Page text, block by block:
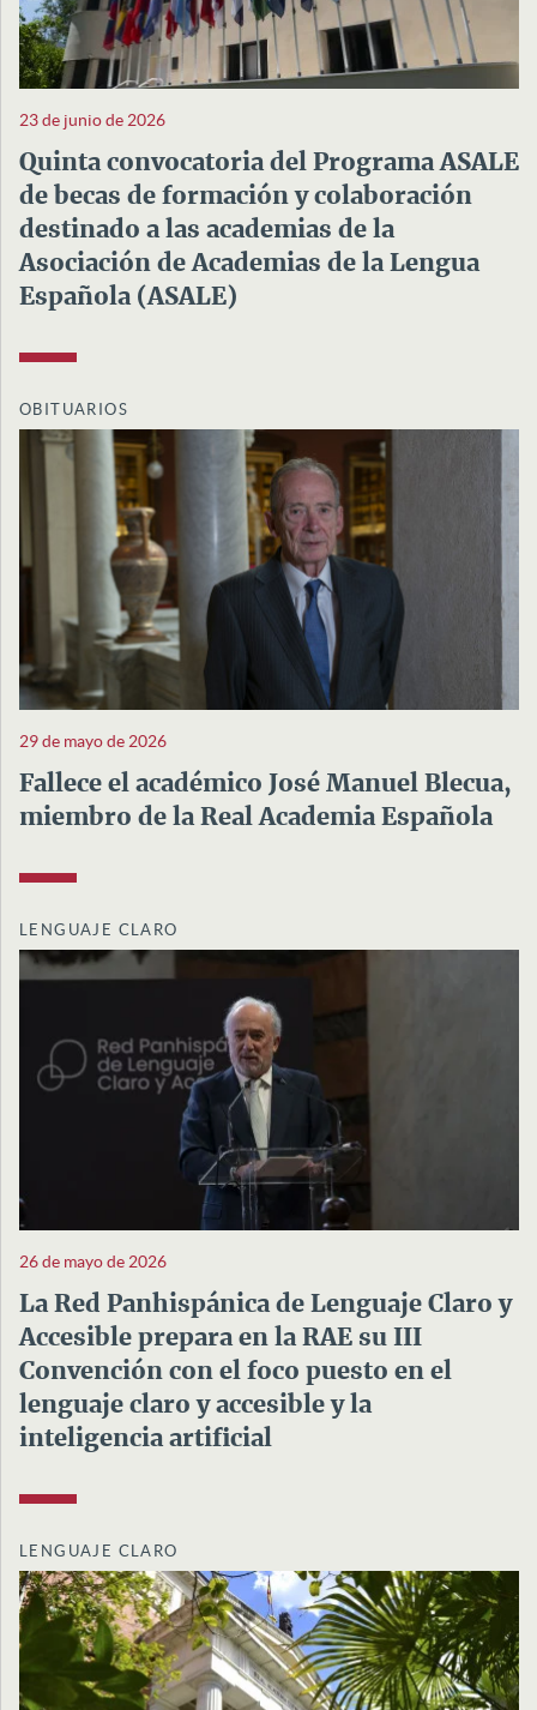
23 de junio de 2026
Quinta convocatoria del Programa ASALE
de becas de formación y colaboración
destinado a las academias de la
Asociación de Academias de la Lengua
Española (ASALE)
OBITUARIOS
29 de mayo de 2026
Fallece el académico José Manuel Blecua,
miembro de la Real Academia Española
LENGUAJE CLARO
26 de mayo de 2026
La Red Panhispánica de Lenguaje Claro y
Accesible prepara en la RAE su III
Convención con el foco puesto en el
lenguaje claro y accesible y la
inteligencia artificial
LENGUAJE CLARO